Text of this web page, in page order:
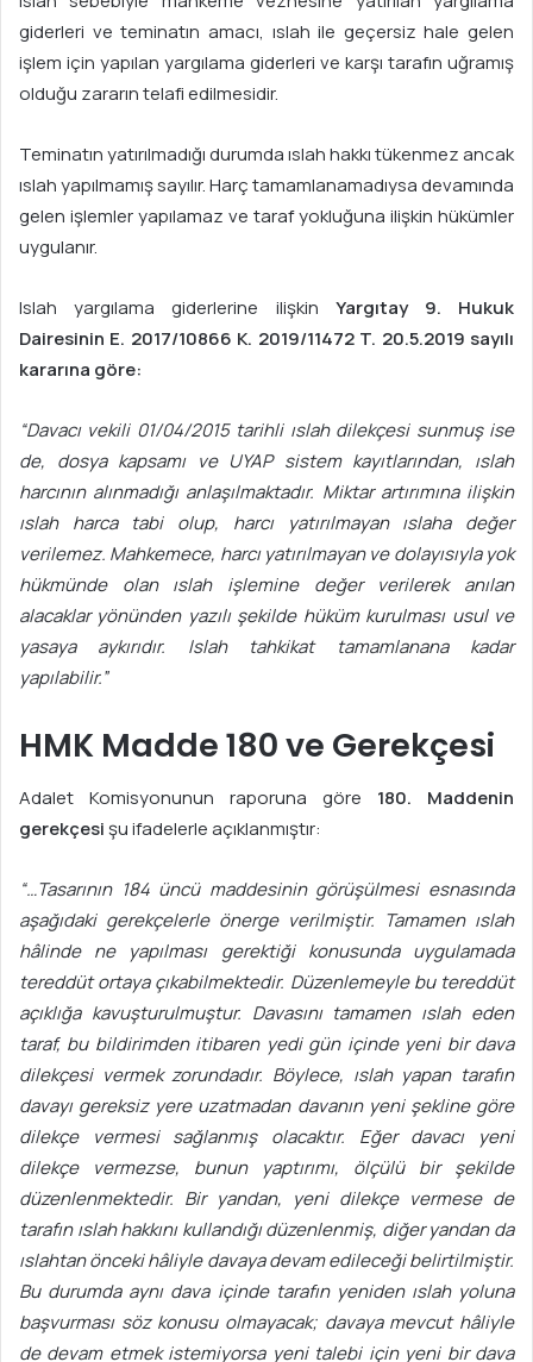
giderleri ve teminatın amacı, ıslah ile geçersiz hale gelen
işlem için yapılan yargılama giderleri ve karşı tarafın uğramış
olduğu zararın telafi edilmesidir.
Teminatın yatırılmadığı durumda ıslah hakkı tükenmez ancak
ıslah yapılmamış sayılır. Harç tamamlanamadıysa devamında
gelen işlemler yapılamaz ve taraf yokluğuna ilişkin hükümler
uygulanır.
Islah yargılama giderlerine ilişkin Yargıtay 9. Hukuk
Dairesinin E. 2017/10866 K. 2019/11472 T. 20.5.2019 sayılı
kararına göre:
“Davacı vekili 01/04/2015 tarihli ıslah dilekçesi sunmuş ise
de, dosya kapsamı ve UYAP sistem kayıtlarından, ıslah
harcının alınmadığı anlaşılmaktadır. Miktar artırımına ilişkin
ıslah harca tabi olup, harcı yatırılmayan ıslaha değer
verilemez. Mahkemece, harcı yatırılmayan ve dolayısıyla yok
hükmünde olan ıslah işlemine değer verilerek anılan
alacaklar yönünden yazılı şekilde hüküm kurulması usul ve
yasaya aykırıdır. Islah tahkikat tamamlanana kadar
yapılabilir.”
HMK Madde 180 ve Gerekçesi
Adalet Komisyonunun raporuna göre 180. Maddenin
gerekçesişu ifadelerle açıklanmıştır:
“…Tasarının 184 üncü maddesinin görüşülmesi esnasında
aşağıdaki gerekçelerle önerge verilmiştir. Tamamen ıslah
hâlinde ne yapılması gerektiği konusunda uygulamada
tereddüt ortaya çıkabilmektedir. Düzenlemeyle bu tereddüt
açıklığa kavuşturulmuştur. Davasını tamamen ıslah eden
taraf, bu bildirimden itibaren yedi gün içinde yeni bir dava
dilekçesi vermek zorundadır. Böylece, ıslah yapan tarafın
davayı gereksiz yere uzatmadan davanın yeni şekline göre
dilekçe vermesi sağlanmış olacaktır. Eğer davacı yeni
dilekçe vermezse, bunun yaptırımı, ölçülü bir şekilde
düzenlenmektedir. Bir yandan, yeni dilekçe vermese de
tarafın ıslah hakkını kullandığı düzenlenmiş, diğer yandan da
ıslahtan önceki hâliyle davaya devam edileceği belirtilmiştir.
Bu durumda aynı dava içinde tarafın yeniden ıslah yoluna
başvurması söz konusu olmayacak; davaya mevcut hâliyle
de devam etmek istemiyorsa yeni talebi için yeni bir dava